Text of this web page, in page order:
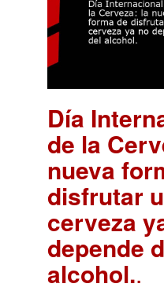
Día
de la
nueva
disfrutar
cerveza
depende
alcohol..